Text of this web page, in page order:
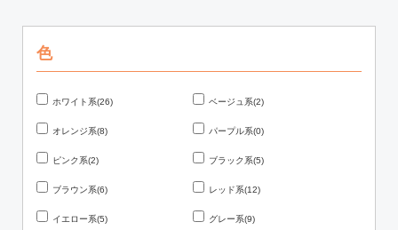
色
ホワイト系(26) ベージュ系(2)
オレンジ系(8) パープル系(0)
ピンク系(2) ブラック系(5)
ブラウン系(6) レッド系(12)
イエロー系(5) グレー系(9)